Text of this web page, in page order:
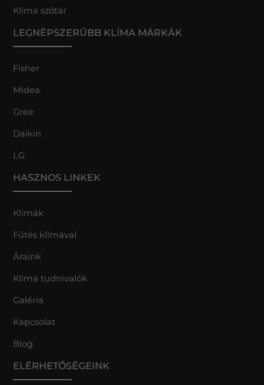
Klíma szótár
LEGNÉPSZERŰBB KLÍMA MÁRKÁK
Fisher
Midea
Gree
Daikin
LG
HASZNOS LINKEK
Klímák
Fűtés klímával
Áraink
Klíma tudnivalók
Galéria
Kapcsolat
Blog
ELÉRHETŐSÉGEINK